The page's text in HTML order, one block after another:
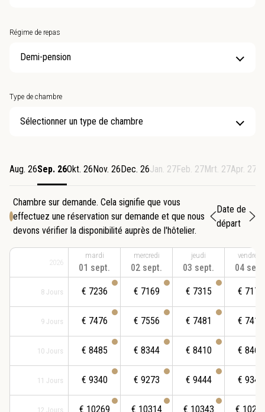
Régime de repas
Type de chambre
Sélectionner un type de chambre
Aug. 26Sep. 26Okt. 26 Nov. 26 Dec. 26Jan. 27Feb. 27Mrt. 27Apr. 27
Chambre sur demande. Cela signifie que vous
effectuez une réservation sur demande et que nous
devons vérifier la disponibilité auprès de l'hôtelier.
Date de
départ
2026
8 Jours
9 Jours
10 Jours
11 Jours
12 Jours
mardi
01 sept.
€ 7236
€ 7476
€ 8485
€ 9340
€ 10269
mercredi
02 sept.
€ 7169
€ 7556
€ 8344
€ 9273
€ 10314
jeudi
03 sept.
€ 7315
€ 7481
€ 8410
€ 9444
€ 10343
vendredi
04
€ 7178
€ 7418
€ 8460
€ 9340
€